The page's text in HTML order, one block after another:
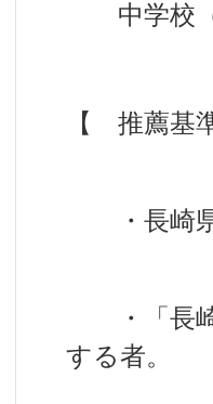
中学校（
【 推薦基
・長崎県
・「長崎
する者。